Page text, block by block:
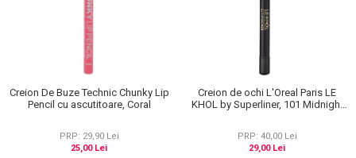
Creion De Buze Technic Chunky Lip
Pencil cu ascutitoare, Coral
PRP: 29,90 Lei
25,00 Lei
Creion de ochi L'Oreal Paris LE
KHOL by Superliner, 101 Midnight
PRP: 40,00 Lei
29,00 Lei